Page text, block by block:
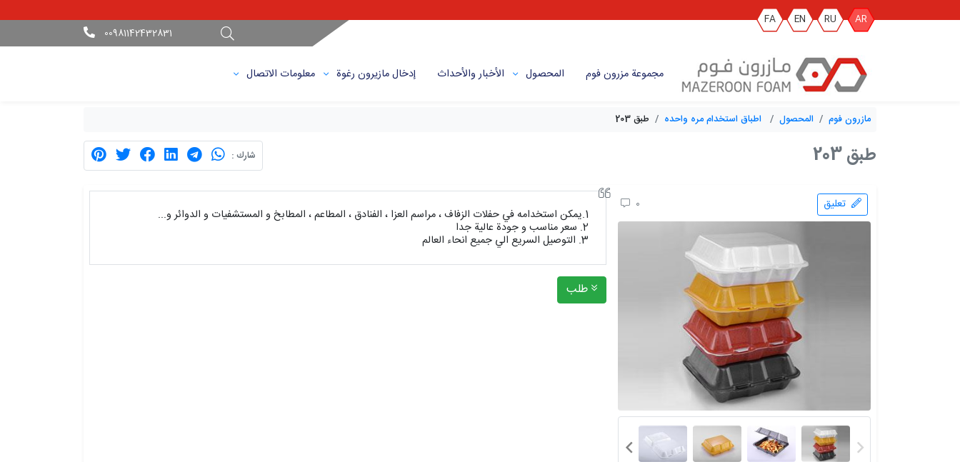
FA EN RU
AR
00981142432831
مجموعة مزرون فوم المحصول الأخبار والأحداث إدخال مازیرون رغوة معلومات الاتصال
مازرون فوم المحصول اطباق استخدام مره واحده طبق 203
طبق 203 شارك :
0 تعليق
1.يمكن استخدامه في حفلات الزفاف ، مراسم العزا ، الفنادق ، المطاعم ، المطابخ و المستشفيات و الدوائر و...
2. سعر مناسب و جودة عالية جدا
3. التوصيل السريع الي جميع انحاء العالم
طلب